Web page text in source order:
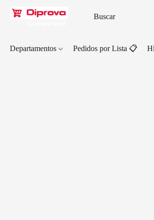
Departamentos Pedidos por Lista 📋